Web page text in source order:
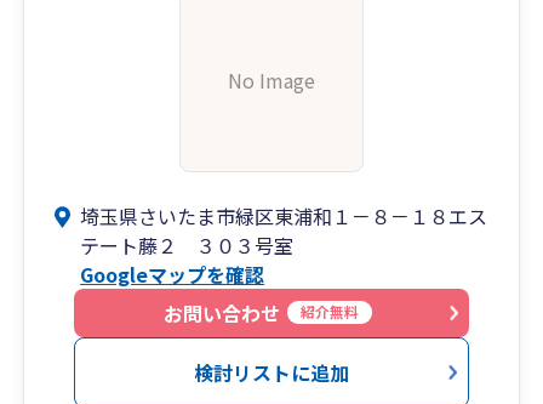
No Image
埼玉県さいたま市緑区東浦和１－８－１８エス
テート藤２ ３０３号室
Googleマップを確認
お問い合わせ
紹介無料
検討リストに追加